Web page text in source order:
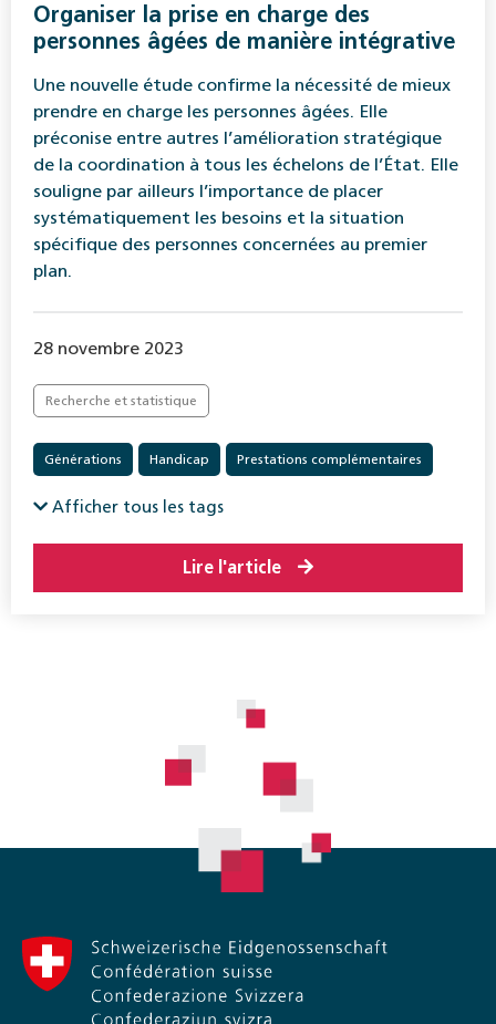
Organiser la prise en charge des
personnes âgées de manière intégrative
Une nouvelle étude confirme la nécessité de mieux
prendre en charge les personnes âgées. Elle
préconise entre autres l’amélioration stratégique
de la coordination à tous les échelons de l’État. Elle
souligne par ailleurs l’importance de placer
systématiquement les besoins et la situation
spécifique des personnes concernées au premier
plan.
28 novembre 2023
Recherche et statistique
Générations Handicap Prestations complémentaires
Vieillesse
Afficher tous les tags
Lire l'article